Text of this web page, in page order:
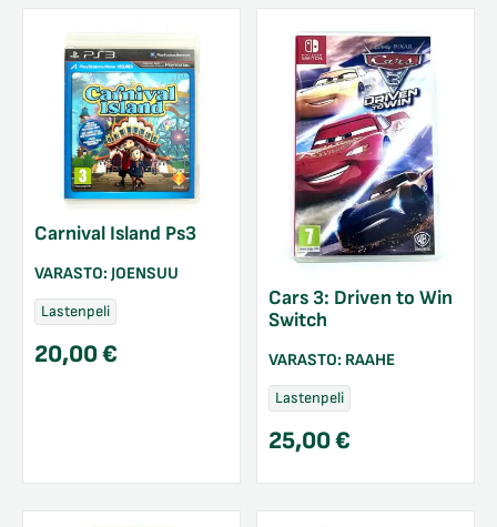
Carnival Island Ps3
VARASTO: JOENSUU
Lastenpeli
20,00€
Cars 3: Driven to Win
Switch
VARASTO: RAAHE
Lastenpeli
25,00€